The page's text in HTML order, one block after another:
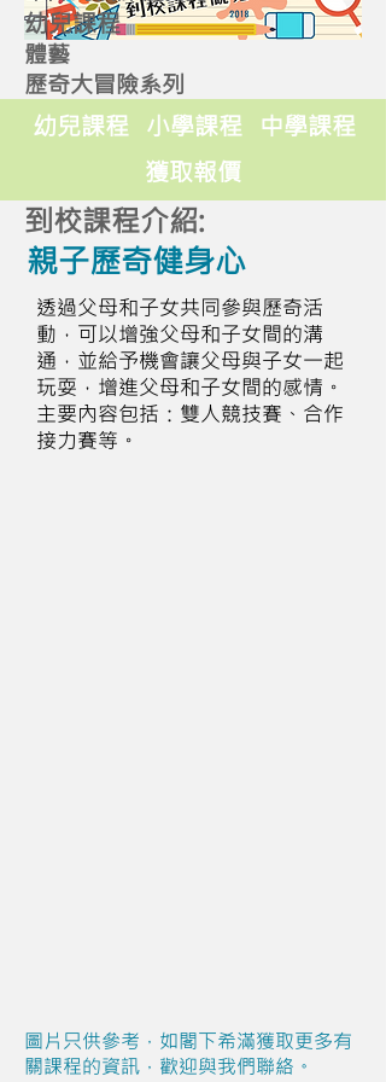
幼兒課程
體藝
歷奇大冒險系列
幼兒課程 小學課程
中學課程
獲取報價
到校課程介紹:
親子歷奇健身心
透過父母和子女共同參與歷奇活
動，可以增強父母和子女間的溝
通，並給予機會讓父母與子女一起
玩耍，增進父母和子女間的感情。
主要內容包括：雙人競技賽、合作
接力賽等。
圖片只供參考，如閣下希滿獲取更多有
關課程的資訊，歡迎與我們聯絡。